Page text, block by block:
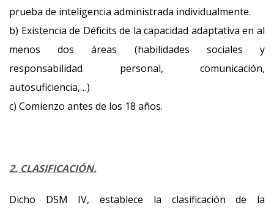
prueba de inteligencia administrada individualmente.
b) Existencia de Déficits de la capacidad adaptativa en al
menos dos áreas (habilidades sociales y
responsabilidad personal, comunicación,
autosuficiencia,…)
c) Comienzo antes de los 18 años.
2. CLASIFICACIÓN.
Dicho DSM IV, establece la clasificación de la